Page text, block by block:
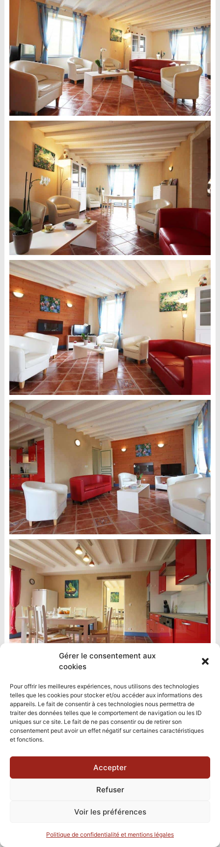
Gérer le consentement aux
cookies
Pour offrir les meilleures expériences, nous utilisons des technologies
telles que les cookies pour stocker et/ou accéder aux informations des
appareils. Le fait de consentir à ces technologies nous permettra de
traiter des données telles que le comportement de navigation ou les ID
uniques sur ce site. Le fait de ne pas consentir ou de retirer son
consentement peut avoir un effet négatif sur certaines caractéristiques
et fonctions.
Accepter
Refuser
Voir les préférences
Politique de confidentialité et mentions légales